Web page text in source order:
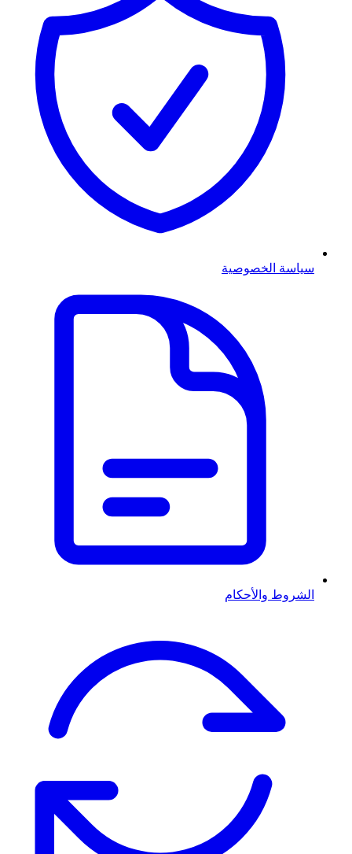
سياسة الخصوصية
الشروط والأحكام